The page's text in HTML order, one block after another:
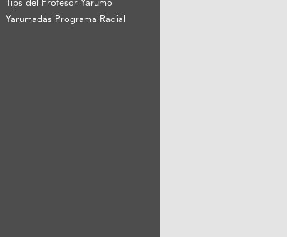
Tips del Profesor Yarumo
Yarumadas Programa Radial